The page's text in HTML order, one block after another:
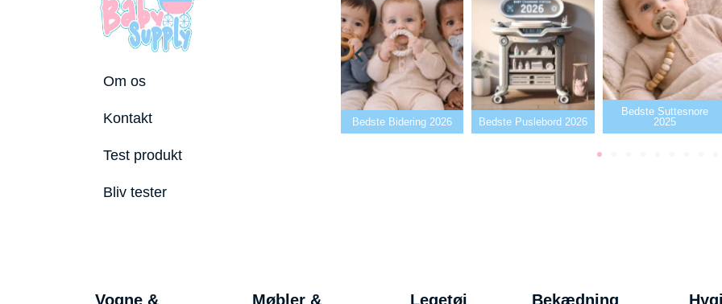
Om os
Kontakt
Test produkt
Bliv tester
Bedste tremmeseng
2026
Bedste Bidering 2026 Bedste Puslebord 2026
Bedste Suttesnore
2025
Vogne &
Møbler &
Legetøj Bekædning